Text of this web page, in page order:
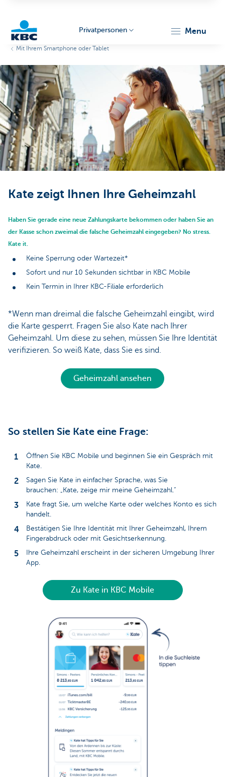
Particulieren
Privatpersonen menu
Mit Ihrem Smartphone oder Tablet
Kate zeigt Ihnen Ihre Geheimzahl
Haben Sie gerade eine neue Zahlungskarte bekommen oder haben Sie an
der Kasse schon zweimal die falsche Geheimzahl eingegeben? No stress.
Kate it.
Keine Sperrung oder Wartezeit*
Sofort und nur 10 Sekunden sichtbar in KBC Mobile
Kein Termin in Ihrer KBC-Filiale erforderlich
*Wenn man dreimal die falsche Geheimzahl eingibt, wird
die Karte gesperrt. Fragen Sie also Kate nach Ihrer
Geheimzahl. Um diese zu sehen, müssen Sie Ihre Identität
verifizieren. So weiß Kate, dass Sie es sind.
Geheimzahl ansehen
So stellen Sie Kate eine Frage:
Öffnen Sie KBC Mobile und beginnen Sie ein Gespräch mit
Kate.
Sagen Sie Kate in einfacher Sprache, was Sie
brauchen: „Kate, zeige mir meine Geheimzahl.“
Kate fragt Sie, um welche Karte oder welches Konto es sich
handelt.
Bestätigen Sie Ihre Identität mit Ihrer Geheimzahl, Ihrem
Fingerabdruck oder mit Gesichtserkennung.
Ihre Geheimzahl erscheint in der sicheren Umgebung Ihrer
App.
Zu Kate in KBC Mobile